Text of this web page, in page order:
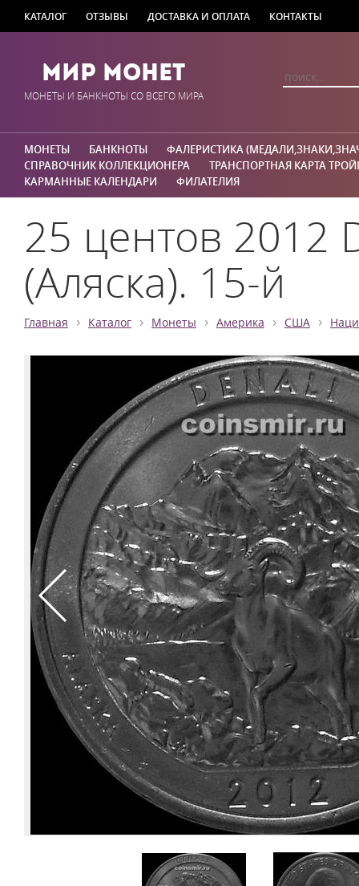
КАТАЛОГ ОТЗЫВЫ ДОСТАВКА И ОПЛАТА КОНТАКТЫ
Мир Монет
МОНЕТЫ И БАНКНОТЫ СО ВСЕГО МИРА
МОНЕТЫ БАНКНОТЫ
ФАЛЕРИСТИКА
СПРАВОЧНИК КОЛЛЕКЦИОНЕРА
ТРАНСПОРТНАЯ КАРТА
КАРМАННЫЕ КАЛЕНДАРИ
ФИЛАТЕЛИЯ
25 центов 2012
(Аляска). 15-й
Главная › Каталог › Монеты › Америка › США ›